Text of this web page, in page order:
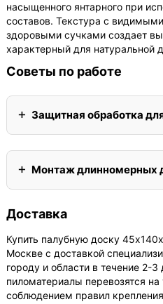
насыщенного янтарного при
составов. Текстура с
здоровыми сучками создает
характерный для натуральной
Советы по работе
Защитная обработка
Монтаж длинномерных
Доставка
Купить палубную доску
Москве с доставкой
городу и области в течение 2-
пиломатериалы перевозятся
соблюдением правил